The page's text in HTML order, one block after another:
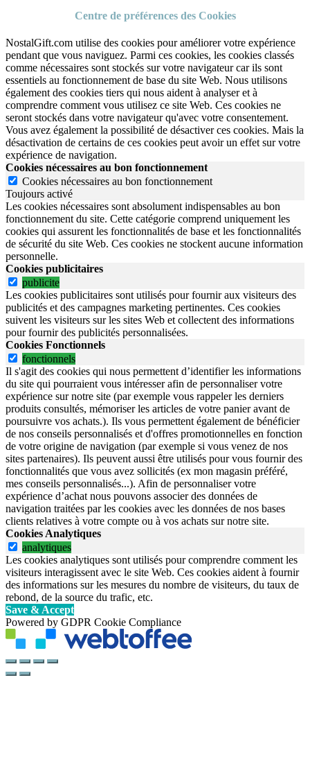
Centre de préférences des Cookies
NostalGift.com utilise des cookies pour améliorer votre expérience
pendant que vous naviguez. Parmi ces cookies, les cookies classés
comme nécessaires sont stockés sur votre navigateur car ils sont
essentiels au fonctionnement de base du site Web. Nous utilisons
également des cookies tiers qui nous aident à analyser et à
comprendre comment vous utilisez ce site Web. Ces cookies ne
seront stockés dans votre navigateur qu'avec votre consentement.
Vous avez également la possibilité de désactiver ces cookies. Mais la
désactivation de certains de ces cookies peut avoir un effet sur votre
expérience de navigation.
Cookies nécessaires au bon fonctionnement
Cookies nécessaires au bon fonctionnement
Toujours activé
Les cookies nécessaires sont absolument indispensables au bon
fonctionnement du site. Cette catégorie comprend uniquement les
cookies qui assurent les fonctionnalités de base et les fonctionnalités
de sécurité du site Web. Ces cookies ne stockent aucune information
personnelle.
Cookies publicitaires
publicite
Les cookies publicitaires sont utilisés pour fournir aux visiteurs des
publicités et des campagnes marketing pertinentes. Ces cookies
suivent les visiteurs sur les sites Web et collectent des informations
pour fournir des publicités personnalisées.
Cookies Fonctionnels
fonctionnels
Il s'agit des cookies qui nous permettent d’identifier les informations
du site qui pourraient vous intéresser afin de personnaliser votre
expérience sur notre site (par exemple vous rappeler les derniers
produits consultés, mémoriser les articles de votre panier avant de
poursuivre vos achats.). Ils vous permettent également de bénéficier
de nos conseils personnalisés et d'offres promotionnelles en fonction
de votre origine de navigation (par exemple si vous venez de nos
sites partenaires). Ils peuvent aussi être utilisés pour vous fournir des
fonctionnalités que vous avez sollicités (ex mon magasin préféré,
mes conseils personnalisés...). Afin de personnaliser votre
expérience d’achat nous pouvons associer des données de
navigation traitées par les cookies avec les données de nos bases
clients relatives à votre compte ou à vos achats sur notre site.
Cookies Analytiques
analytiques
Les cookies analytiques sont utilisés pour comprendre comment les
visiteurs interagissent avec le site Web. Ces cookies aident à fournir
des informations sur les mesures du nombre de visiteurs, du taux de
rebond, de la source du trafic, etc.
Save & Accept
Powered by GDPR Cookie Compliance